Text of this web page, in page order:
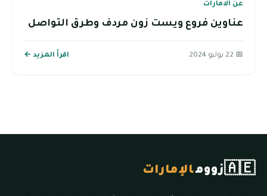
عن الامارات
عناوين فروع ويست زون مردف وطرق التواصل
📅 22 يوليو 2024 اقرأ المزيد ←
🇦🇪زوومالإمارات